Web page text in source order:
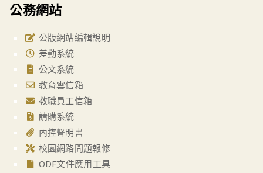
公務網站
公版網站編輯說明
差勤系統
公文系統
教育雲信箱
教職員工信箱
請購系統
內控聲明書
校園網路問題報修
ODF文件應用工具